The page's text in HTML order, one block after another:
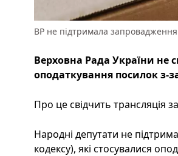
ВР не підтримала
Верховна Рада України не
оподаткування посилок з-
Про це свідчить трансляція
Народні депутати не
кодексу), які стосувалися